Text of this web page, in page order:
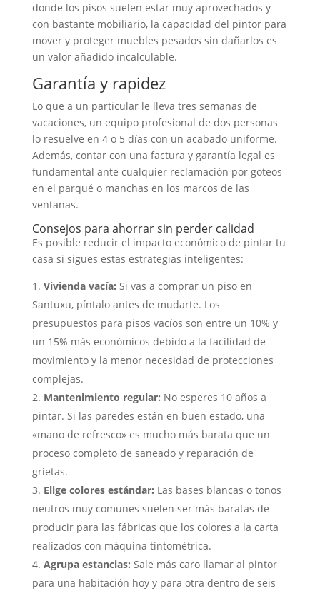
donde los pisos suelen estar muy aprovechados y
con bastante mobiliario, la capacidad del pintor para
mover y proteger muebles pesados sin dañarlos es
un valor añadido incalculable.
Garantía y rapidez
Lo que a un particular le lleva tres semanas de
vacaciones, un equipo profesional de dos personas
lo resuelve en 4 o 5 días con un acabado uniforme.
Además, contar con una factura y garantía legal es
fundamental ante cualquier reclamación por goteos
en el parqué o manchas en los marcos de las
ventanas.
Consejos para ahorrar sin perder calidad
Es posible reducir el impacto económico de pintar tu
casa si sigues estas estrategias inteligentes:
Vivienda vacía: Si vas a comprar un piso en
Santuxu, píntalo antes de mudarte. Los
presupuestos para pisos vacíos son entre un 10% y
un 15% más económicos debido a la facilidad de
movimiento y la menor necesidad de protecciones
complejas.
Mantenimiento regular: No esperes 10 años a
pintar. Si las paredes están en buen estado, una
«mano de refresco» es mucho más barata que un
proceso completo de saneado y reparación de
grietas.
Elige colores estándar: Las bases blancas o tonos
neutros muy comunes suelen ser más baratas de
producir para las fábricas que los colores a la carta
realizados con máquina tintométrica.
Agrupa estancias: Sale más caro llamar al pintor
para una habitación hoy y para otra dentro de seis